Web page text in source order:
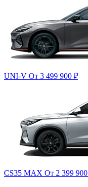
UNI-V От 3 499 900 ₽
CS35 MAX От 2 399 900